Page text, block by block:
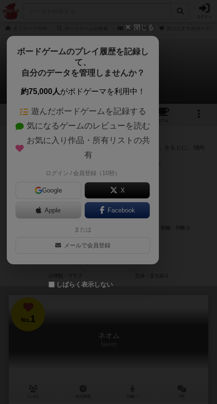
ゼロの恐怖
ゼロの恐怖
次のおすすめボードゲーム
6 3
カフェ
『ゼロの恐怖』が好きな方へのおすすめ
このゲームのトップページで投票された「プレイ感の評価」をもとに、傾向
が近いボードゲームをランキング形式で紹介します。
No.1
ネオム
Neom
閉じる
ボードゲームのプレイ履歴を記録し
て、
自分のデータを管理しませんか？
約75,000人がボドゲーマを利用中！
遊んだボードゲームを記録する
気になるゲームのレビューを読む
お気に入り作品・所有リストの共
有
ログイン / 会員登録（10秒）
Google X
Apple Facebook
または
メールで会員登録
しばらく表示しない